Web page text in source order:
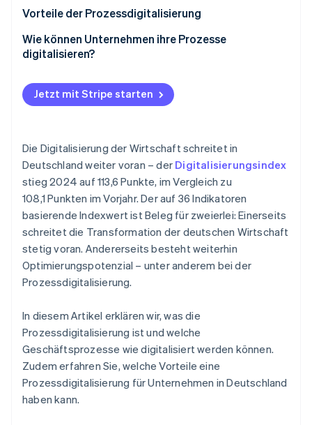
Start-up-Gründung
Climate
Identity
Online-Identitätsprüfung
Stripe-Sessions 2026
Erfahren Sie, wie Stripe Lösungen für
Jetzt ansehen
Ecosystem
Partner
Zahlungsabwicklung
Buchführung
Interne und externe Kommunikation
Marketing und Vertrieb
Beispiel 1
Beispiel 2
Vorteile der Prozessdigitalisierung
Wie können Unternehmen ihre Prozesse
digitalisieren?
Jetzt mit Stripe starten
Die Digitalisierung der Wirtschaft schreitet in
Deutschland weiter voran – der Digitalisierungsindex
stieg 2024 auf 113,6 Punkte, im Vergleich zu
108,1 Punkten im Vorjahr. Der auf 36 Indikatoren
basierende Indexwert ist Beleg für zweierlei: Einerseits
schreitet die Transformation der deutschen Wirtschaft
stetig voran. Andererseits besteht weiterhin
Optimierungspotenzial – unter anderem bei der
Prozessdigitalisierung.
In diesem Artikel erklären wir, was die
Prozessdigitalisierung ist und welche
Geschäftsprozesse wie digitalisiert werden können.
Zudem erfahren Sie, welche Vorteile eine
Prozessdigitalisierung für Unternehmen in Deutschland
haben kann.